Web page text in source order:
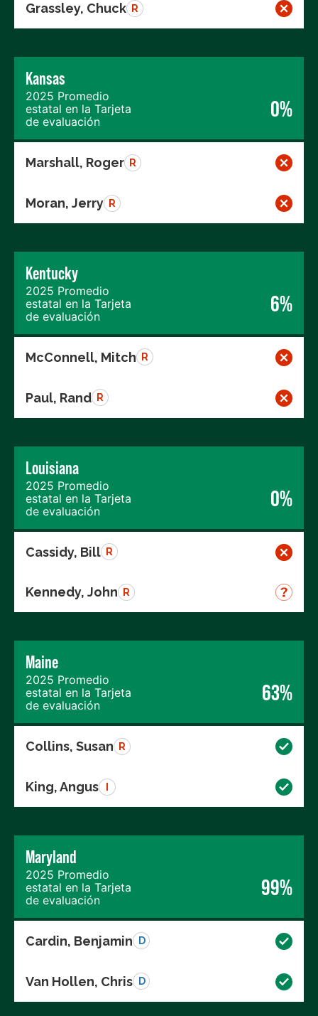
Grassley, Chuck R
Kansas
2025 Promedio
estatal en la Tarjeta
de evaluación
0%
Marshall, Roger R
Moran, Jerry R
Kentucky
2025 Promedio
estatal en la Tarjeta
de evaluación
6%
McConnell, Mitch R
Paul, Rand R
Louisiana
2025 Promedio
estatal en la Tarjeta
de evaluación
0%
Cassidy, Bill R
Kennedy, John R
Maine
2025 Promedio
estatal en la Tarjeta
de evaluación
63%
Collins, Susan R
King, Angus
Maryland
2025 Promedio
estatal en la Tarjeta
de evaluación
99%
Cardin, Benjamin D
Van Hollen, Chris D